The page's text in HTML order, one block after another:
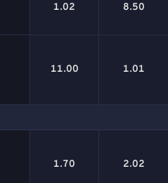
1.02 8.50
11.00 1.01
1.70 2.02